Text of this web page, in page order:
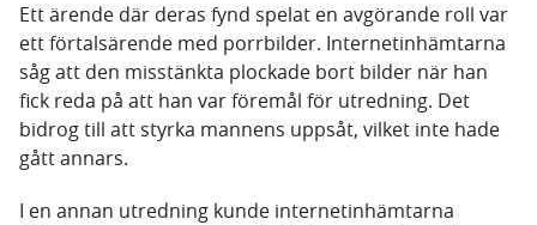
Ett ärende där deras fynd spelat en avgörande roll var
ett förtalsärende med porrbilder. Internetinhämtarna
såg att den misstänkta plockade bort bilder när han
fick reda på att han var föremål för utredning. Det
bidrog till att styrka mannens uppsåt, vilket inte hade
gått annars.
I en annan utredning kunde internetinhämtarna